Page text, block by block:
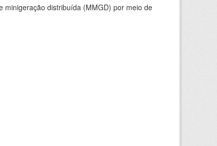
distribuída (MMGD) por meio de